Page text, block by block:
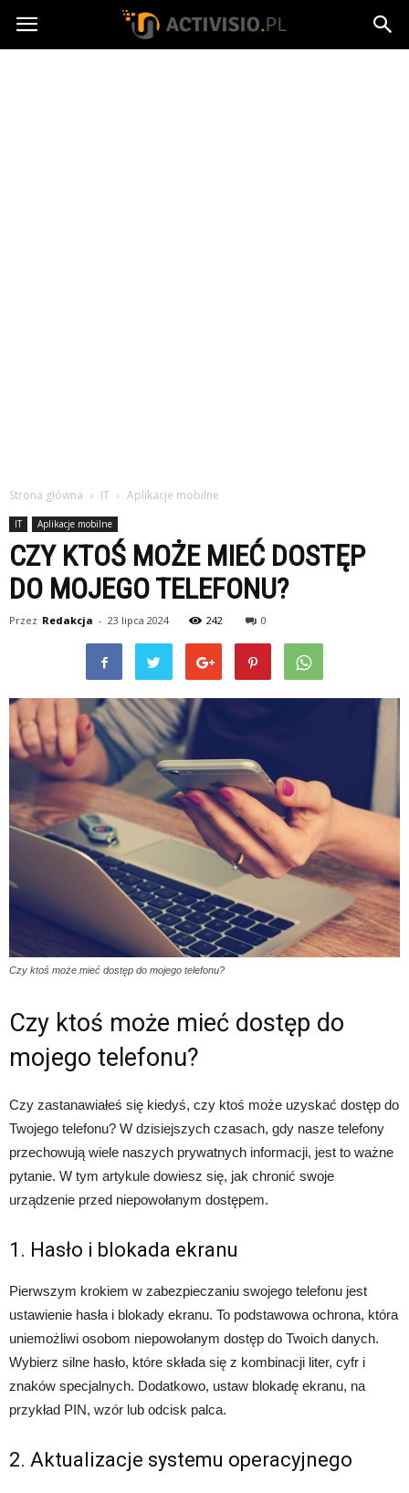
Activisio.pl
Strona główna IT Aplikacje mobilne
IT Aplikacje mobilne
CZY KTOŚ MOŻE MIEĆ DOSTĘP
DO MOJEGO TELEFONU?
Przez Redakcja - 23 lipca 2024 242 0
Czy ktoś może mieć dostęp do mojego telefonu?
Czy ktoś może mieć dostęp do
mojego telefonu?
Czy zastanawiałeś się kiedyś, czy ktoś może uzyskać dostęp do
Twojego telefonu? W dzisiejszych czasach, gdy nasze telefony
przechowują wiele naszych prywatnych informacji, jest to ważne
pytanie. W tym artykule dowiesz się, jak chronić swoje
urządzenie przed niepowołanym dostępem.
1. Hasło i blokada ekranu
Pierwszym krokiem w zabezpieczaniu swojego telefonu jest
ustawienie hasła i blokady ekranu. To podstawowa ochrona, która
uniemożliwi osobom niepowołanym dostęp do Twoich danych.
Wybierz silne hasło, które składa się z kombinacji liter, cyfr i
znaków specjalnych. Dodatkowo, ustaw blokadę ekranu, na
przykład PIN, wzór lub odcisk palca.
2. Aktualizacje systemu operacyjnego